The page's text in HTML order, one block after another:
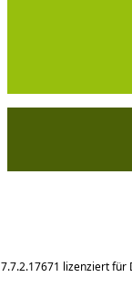
7.7.2.17671 lizenziert für